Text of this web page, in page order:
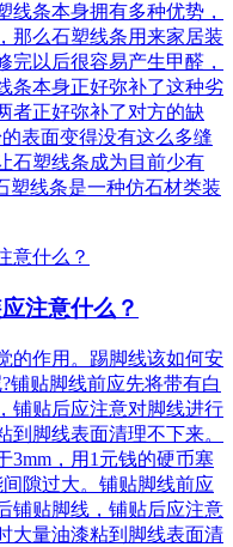
线条本身拥有多种优势，
那么石塑线条用来家居装
完以后很容易产生甲醛，
条本身正好弥补了这种劣
者正好弥补了对方的缺
表面变得没有这么多缝
石塑线条成为目前少有
塑线条是一种仿石材类装
注意什么？
的作用。踢脚线该如何安
铺贴脚线前应先将带有白
铺贴后应注意对脚线进行
脚线表面清理不下来。
3mm，用1元钱的硬币塞
隙过大。铺贴脚线前应
铺贴脚线，铺贴后应注意
大量油漆粘到脚线表面清